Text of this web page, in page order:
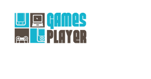
contenuto